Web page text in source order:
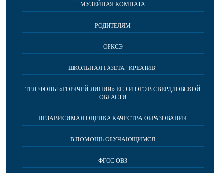
МУЗЕЙНАЯ КОМНАТА
РОДИТЕЛЯМ
ОРКСЭ
ШКОЛЬНАЯ ГАЗЕТА "КРЕАТИВ"
ТЕЛЕФОНЫ «ГОРЯЧЕЙ ЛИНИИ» ЕГЭ И ОГЭ В СВЕРДЛОВСКОЙ
ОБЛАСТИ
НЕЗАВИСИМАЯ ОЦЕНКА КАЧЕСТВА ОБРАЗОВАНИЯ
В ПОМОЩЬ ОБУЧАЮЩИМСЯ
ФГОС ОВЗ